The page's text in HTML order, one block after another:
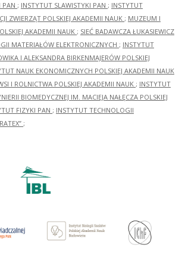
PAN ; INSTYTUT SLAWISTYKI PAN ; INSTYTUT
ZWIERZĄT POLSKIEJ AKADEMII NAUK ; MUZEUM I
AKADEMII NAUK ; SIEĆ BADAWCZA ŁUKASIEWICZ
MATERIAŁÓW ELEKTRONICZNYCH ; INSTYTUT
I ALEKSANDRA BIRKENMAJERÓW POLSKIEJ
NAUK EKONOMICZNYCH POLSKIEJ AKADEMII NAUK
I ROLNICTWA POLSKIEJ AKADEMII NAUK ; INSTYTUT
BIOMEDYCZNEJ IM. MACIEJA NAŁĘCZA POLSKIEJ
FIZYKI PAN ; INSTYTUT TECHNOLOGII
;